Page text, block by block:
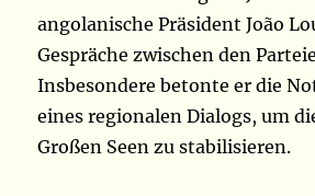
angolanische Präsident João
Gespräche zwischen den
Insbesondere betonte er die
eines regionalen Dialogs, um
Großen Seen zu stabilisieren.